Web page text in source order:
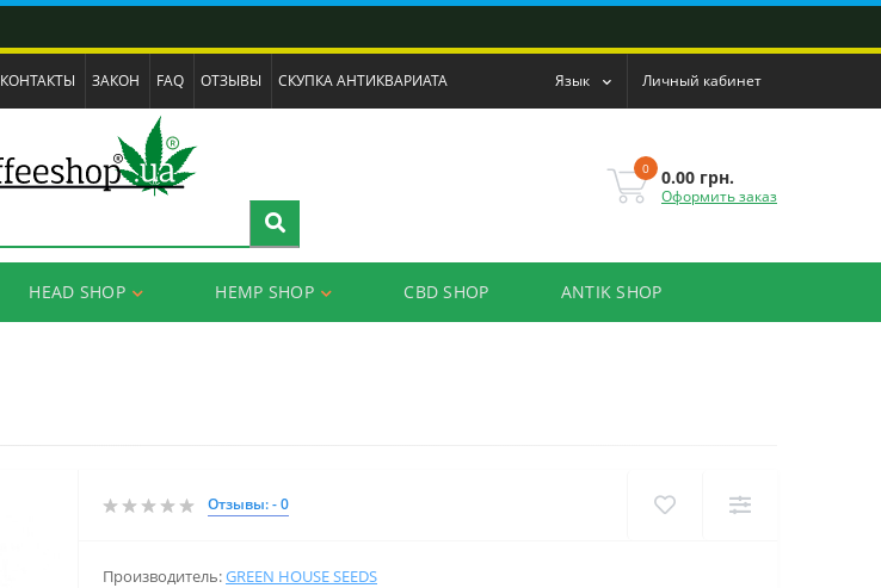
КОНТАКТЫ ЗАКОН FAQ ОТЗЫВЫ СКУПКА АНТИКВАРИАТА Язык Личный кабинет
0 0.00 грн.
Оформить заказ
HEAD SHOP HEMP SHOP CBD SHOP ANTIK SHOP
Отзывы: - 0
Производитель:GREEN HOUSE SEEDS